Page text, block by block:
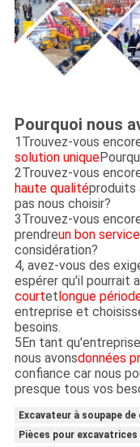
Pourquoi nous
1Trouvez-vous
solution unique
2Trouvez-vous
haute qualitéproduits
pas nous choisir?
3Trouvez-vous
prendreun bon service
considération?
4, avez-vous des
espérer qu'il pourrait
courtetlongue
entreprise et
besoins.
5En tant
nous avonsdonnées
confiance car nous
presque tous vos
Excavateur à soupape
Pièces pour